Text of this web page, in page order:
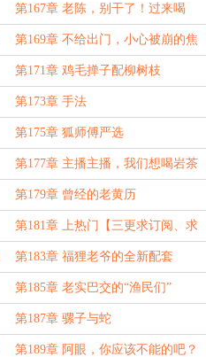
订阅和月票】
第167章 老陈，别干了！过来喝
茶！
第169章 不给出门，小心被崩的焦
黄！
第171章 鸡毛掸子配柳树枝
第173章 手法
第175章 狐师傅严选
第177章 主播主播，我们想喝岩茶
第179章 曾经的老黄历
第181章 上热门【三更求订阅、求
月票】
第183章 福狸老爷的全新配套
第185章 老实巴交的“渔民们”
第187章 骡子与蛇
第189章 阿眼，你应该不能的吧？